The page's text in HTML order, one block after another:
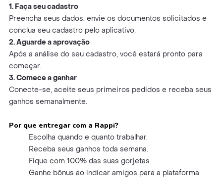
1. Faça seu cadastro
Preencha seus dados, envie os documentos solicitados e
conclua seu cadastro pelo aplicativo.
2. Aguarde a aprovação
Após a análise do seu cadastro, você estará pronto para
começar.
3. Comece a ganhar
Conecte-se, aceite seus primeiros pedidos e receba seus
ganhos semanalmente.
Por que entregar com a Rappi?
Escolha quando e quanto trabalhar.
Receba seus ganhos toda semana.
Fique com 100% das suas gorjetas.
Ganhe bônus ao indicar amigos para a plataforma.